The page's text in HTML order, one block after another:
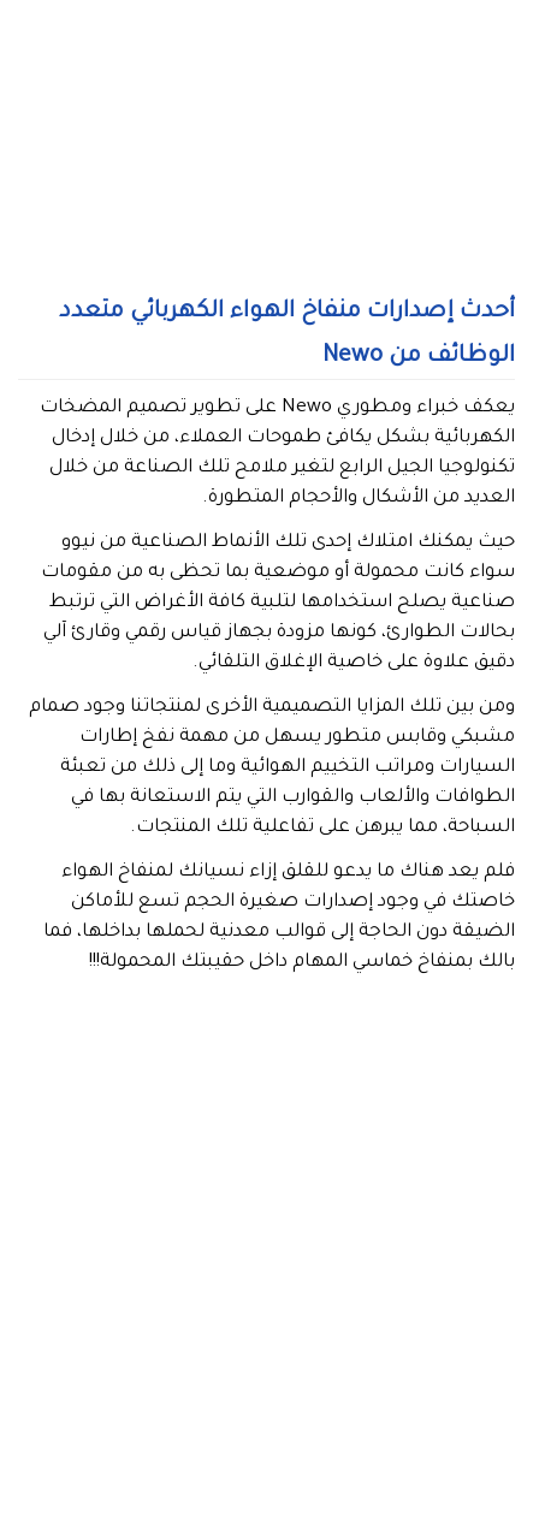
أحدث إصدارات منفاخ الهواء الكهربائي متعدد
الوظائف من Newo
يعكف خبراء ومطوري Newo على تطوير تصميم المضخات
الكهربائية بشكل يكافئ طموحات العملاء، من خلال إدخال
تكنولوجيا الجيل الرابع لتغير ملامح تلك الصناعة من خلال
العديد من الأشكال والأحجام المتطورة.
حيث يمكنك امتلاك إحدى تلك الأنماط الصناعية من نيوو
سواء كانت محمولة أو موضعية بما تحظى به من مقومات
صناعية يصلح استخدامها لتلبية كافة الأغراض التي ترتبط
بحالات الطوارئ، كونها مزودة بجهاز قياس رقمي وقارئ آلي
دقيق علاوة على خاصية الإغلاق التلقائي.
ومن بين تلك المزايا التصميمية الأخرى لمنتجاتنا وجود صمام
مشبكي وقابس متطور يسهل من مهمة نفخ إطارات
السيارات ومراتب التخييم الهوائية وما إلى ذلك من تعبئة
الطوافات والألعاب والقوارب التي يتم الاستعانة بها في
السباحة، مما يبرهن على تفاعلية تلك المنتجات.
فلم يعد هناك ما يدعو للقلق إزاء نسيانك لمنفاخ الهواء
خاصتك في وجود إصدارات صغيرة الحجم تسع للأماكن
الضيقة دون الحاجة إلى قوالب معدنية لحملها بداخلها، فما
بالك بمنفاخ خماسي المهام داخل حقيبتك المحمولة!!!